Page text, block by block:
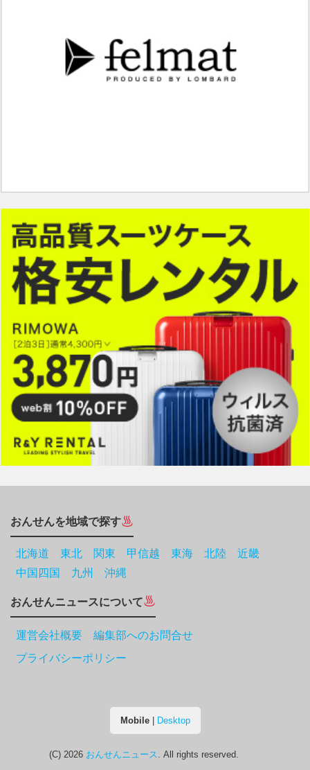
おんせんを地域で探す
北海道 東北 関東 甲信越 東海 北陸
近畿
中国四国
九州 沖縄
おんせんニュースについて
運営会社概要 編集部へのお問合せ
プライバシーポリシー
Mobile| Desktop
(C) 2026 おんせんニュース . All rights reserved.